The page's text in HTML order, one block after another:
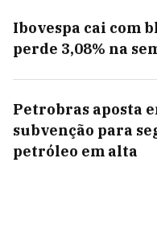
Ibovespa cai com
perde 3,08% na
Petrobras aposta
subvenção para
petróleo em alta